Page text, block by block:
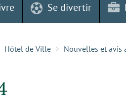
Se divertir
Hôtel de Ville Nouvelles et avis